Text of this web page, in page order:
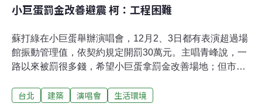
小巨蛋罰金改善避震 柯：工程困難
蘇打綠在小巨蛋舉辦演唱會，12月2、3日都有表演超過場
館振動管理值，依契約規定開罰30萬元。主唱青峰說，一
路以來被罰很多錢，希望小巨蛋拿罰金改善場地；但市長
震可不可能加強，但因為小巨蛋本來就沒有設計給大家來
台北 建築 演唱會 生活環境